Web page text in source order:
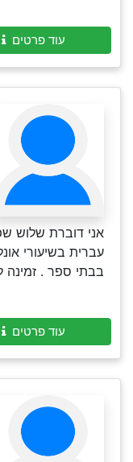
עוד פרטים
אני דוברת שלוש
עברית בשיעורי
בבתי ספר . זמינה
עוד פרטים